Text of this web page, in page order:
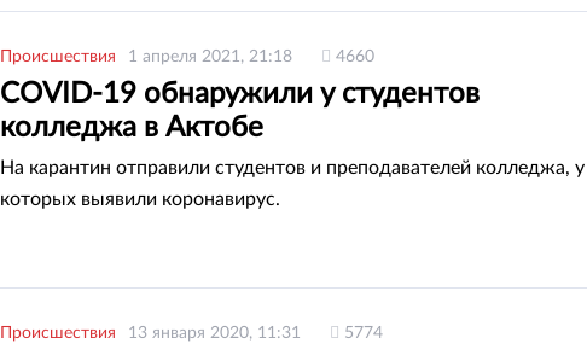
Происшествия 1 апреля 2021, 21:18 4660
COVID-19 обнаружили у студентов
колледжа в Актобе
На карантин отправили студентов и преподавателей колледжа, у
которых выявили коронавирус.
Происшествия 13 января 2020, 11:31 5774